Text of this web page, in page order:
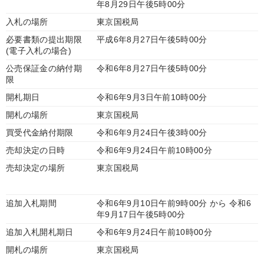
年8月29日午後5時00分
入札の場所
東京国税局
必要書類の提出期限
(電子入札の場合)
平成6年8月27日午後5時00分
公売保証金の納付期
限
令和6年8月27日午後5時00分
開札期日
令和6年9月3日午前10時00分
開札の場所
東京国税局
買受代金納付期限
令和6年9月24日午後3時00分
売却決定の日時
令和6年9月24日午前10時00分
売却決定の場所
東京国税局
追加入札期間
令和6年9月10日午前9時00分 から 令和6
年9月17日午後5時00分
追加入札開札期日
令和6年9月24日午前10時00分
開札の場所
東京国税局